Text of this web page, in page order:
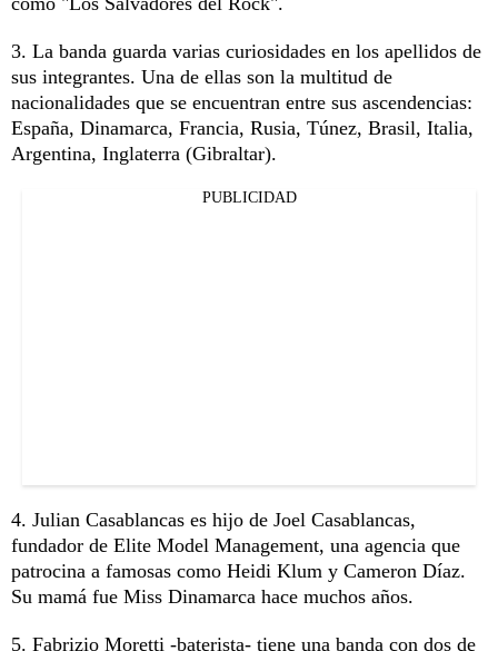
3. La banda guarda varias curiosidades en los apellidos de
sus integrantes. Una de ellas son la multitud de
nacionalidades que se encuentran entre sus ascendencias:
España, Dinamarca, Francia, Rusia, Túnez, Brasil, Italia,
Argentina, Inglaterra (Gibraltar).
PUBLICIDAD
4. Julian Casablancas es hijo de Joel Casablancas,
fundador de Elite Model Management, una agencia que
patrocina a famosas como Heidi Klum y Cameron Díaz.
Su mamá fue Miss Dinamarca hace muchos años.
5. Fabrizio Moretti -baterista- tiene una banda con dos de